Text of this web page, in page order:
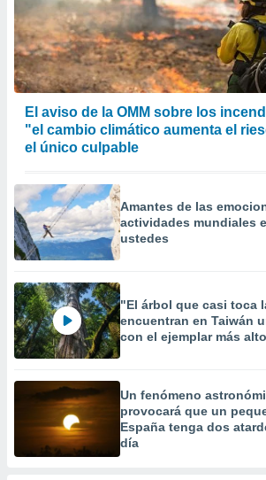
El aviso de la OMM sobre los
"el cambio climático aumenta el
el único culpable
Amantes de las
actividades mundiales
ustedes
"El árbol que casi toca
encuentran en Taiwán
con el ejemplar más
Un fenómeno
provocará que un
España tenga dos
día